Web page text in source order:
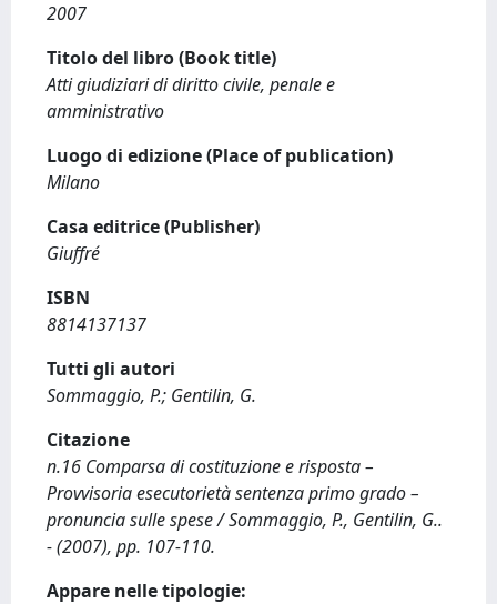
2007
Titolo del libro (Book title)
Atti giudiziari di diritto civile, penale e
amministrativo
Luogo di edizione (Place of publication)
Milano
Casa editrice (Publisher)
Giuffré
ISBN
8814137137
Tutti gli autori
Sommaggio, P.; Gentilin, G.
Citazione
n.16 Comparsa di costituzione e risposta –
Provvisoria esecutorietà sentenza primo grado –
pronuncia sulle spese / Sommaggio, P., Gentilin, G..
- (2007), pp. 107-110.
Appare nelle tipologie: